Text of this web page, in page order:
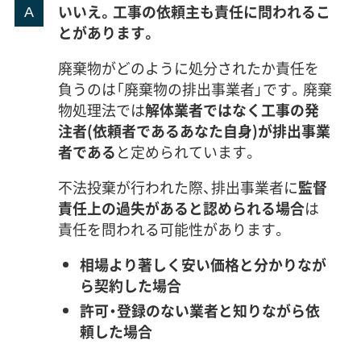
いいえ。工事の依頼主も責任に問われるこ
とがあります。
廃棄物がどのように処分されたか責任を
負うのは「廃棄物の排出事業者」です。廃棄
物処理法では解体業者ではなく工事の発
注者(依頼者であるあなた自身)が排出事業
者であると定められています。
不法投棄が行われた際、排出事業者に監督
責任上の過失があると認められる場合は
責任を問われる可能性があります。
相場より著しく安い価格と分かりなが
ら契約した場合
許可・登録のない業者と知りながら依
頼した場合